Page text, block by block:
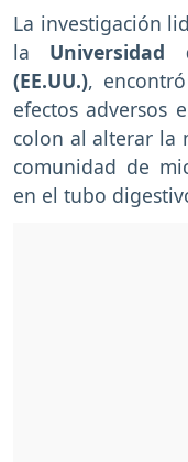
La investigación
la Universidad
(EE.UU.),
efectos adversos
colon al alterar la
comunidad de
en el tubo